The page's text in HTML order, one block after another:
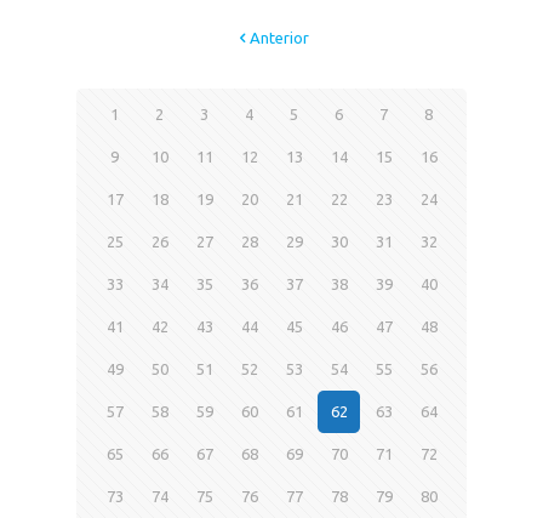
Anterior
1 2 3 4 5 6 7 8
9 10 11 12 13 14 15 16
17 18 19 20 21 22 23 24
25 26 27 28 29 30 31 32
33 34 35 36 37 38 39 40
41 42 43 44 45 46 47 48
49 50 51 52 53 54 55 56
57 58 59 60 61 62 63 64
65 66 67 68 69 70 71 72
73 74 75 76 77 78 79 80